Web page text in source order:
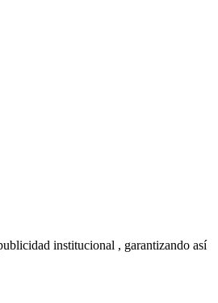
institucional , garantizando así